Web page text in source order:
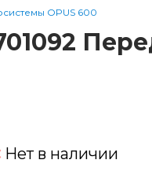
OPUS 600
Нет в наличии